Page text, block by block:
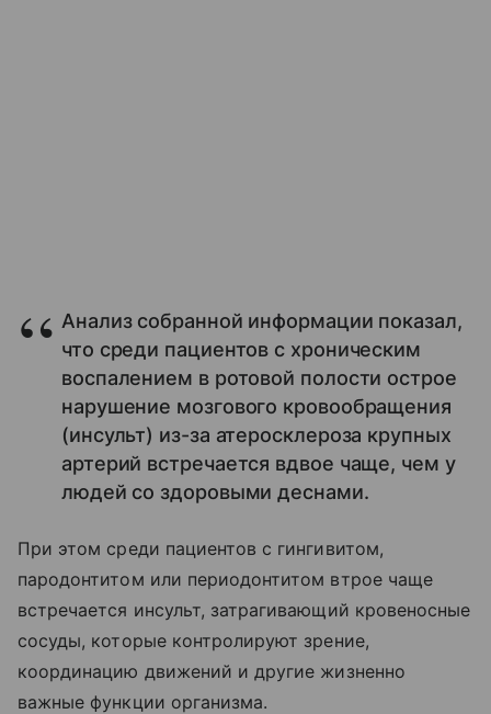
Анализ собранной информации показал,
что среди пациентов с хроническим
воспалением в ротовой полости острое
нарушение мозгового кровообращения
(инсульт) из-за атеросклероза крупных
артерий встречается вдвое чаще, чем у
людей со здоровыми деснами.
При этом среди пациентов с гингивитом,
пародонтитом или периодонтитом втрое чаще
встречается инсульт, затрагивающий кровеносные
сосуды, которые контролируют зрение,
координацию движений и другие жизненно
важные функции организма.